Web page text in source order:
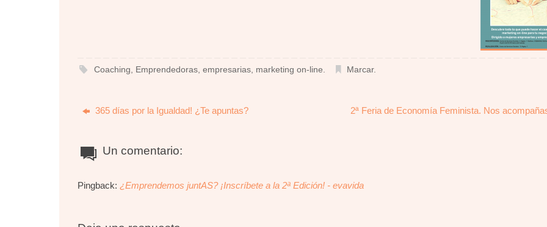
Coaching, Emprendedoras,empresarias, marketing on-line. Marcar.
365 días por la Igualdad! ¿Te apuntas? 2ª Feria de Economía Feminista. Nos
Un comentario:
Pingback: ¿Emprendemos juntAS? ¡Inscríbete a la 2ª Edición! - evavida